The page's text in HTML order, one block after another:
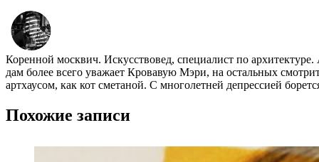
Коренной москвич. Искусствовед, специалист по
дам более всего уважает Кровавую Мэри, на остальных
артхаусом, как кот сметаной. С многолетней депрессией
Похожие записи